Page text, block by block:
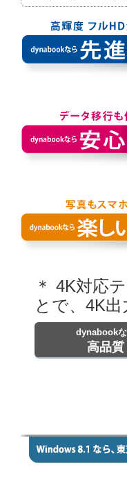
＊ 4K対応
とで、4K出
dynabook
高品質